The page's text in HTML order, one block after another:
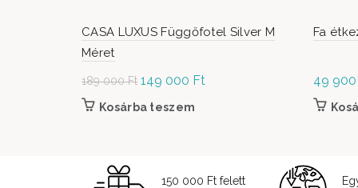
CASA LUXUS Függőfotel Silver M
Méret
189 000Ft Original
price was:
149 000 Ft
Kosárba teszem
Fa
49
150 000 Ft felett